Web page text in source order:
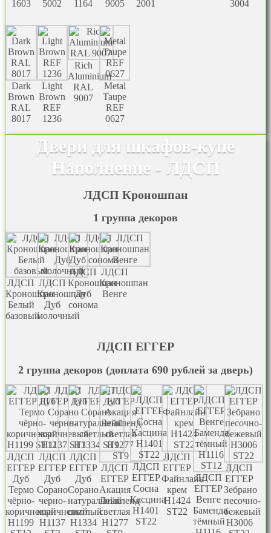
1603 5002 1164 9005 2001 3004
Dark
Brown
RAL
8017
Light
Brown
REF
1236
Rich
Aluminium
RAL
9007
Metal
Taupe
REF
0627
Двери для шкафов-купе
Наполнение - ЛДСП
ЛДСП Кроношпан
1 группа декоров
ЛДСП
Кроношпан
Белый
базовый
ЛДСП
Кроношпан
Дуб
молочный
ЛДСП
Кроношпан
Дуб
сонома
ЛДСП
Кроношпан
Венге
ЛДСП EГГЕР
2 группа декоров (доплата 690 рублей за дверь)
ЛДСП
EГГЕР
Дуб
Термо
чёрно-
коричневый
Н1199
ЛДСП
EГГЕР
Дуб
Сорано
черно-
коричневый
H1137
ЛДСП
EГГЕР
Дуб
Сорано
натуральный
светлый
H1334
ЛДСП
EГГЕР
Акация
Лейкленд
светлая
H1277
ЛДСП
EГГЕР
Сосна
Касцина
Н1401
ST22
ЛДСП
EГГЕР
Файнлайн
крем
H1424
ST22
ЛДСП
EГГЕР
Венге
Баменда
тёмный
ЛДСП
EГГЕР
Зебрано
песочно-
бежевый
H3006